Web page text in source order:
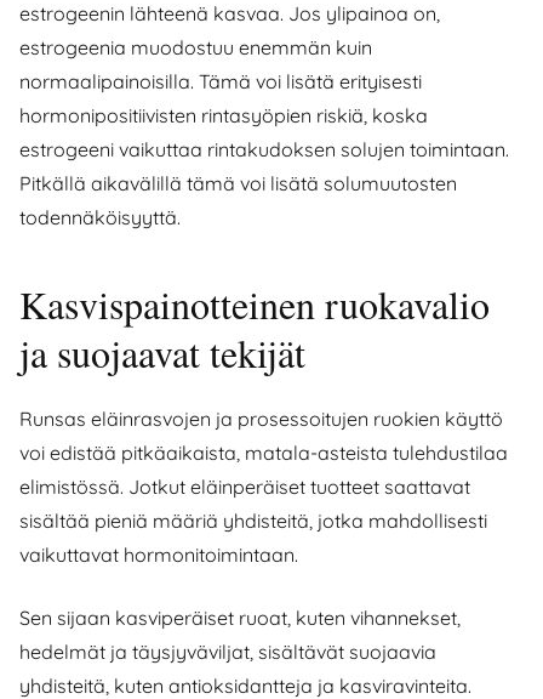
estrogeenin lähteenä kasvaa. Jos ylipainoa on,
estrogeenia muodostuu enemmän kuin
normaalipainoisilla. Tämä voi lisätä erityisesti
hormonipositiivisten rintasyöpien riskiä, koska
estrogeeni vaikuttaa rintakudoksen solujen toimintaan.
Pitkällä aikavälillä tämä voi lisätä solumuutosten
todennäköisyyttä.
Kasvispainotteinen ruokavalio
ja suojaavat tekijät
Runsas eläinrasvojen ja prosessoitujen ruokien käyttö
voi edistää pitkäaikaista, matala-asteista tulehdustilaa
elimistössä. Jotkut eläinperäiset tuotteet saattavat
sisältää pieniä määriä yhdisteitä, jotka mahdollisesti
vaikuttavat hormonitoimintaan.
Sen sijaan kasviperäiset ruoat, kuten vihannekset,
hedelmät ja täysjyväviljat, sisältävät suojaavia
yhdisteitä, kuten antioksidantteja ja kasviravinteita.